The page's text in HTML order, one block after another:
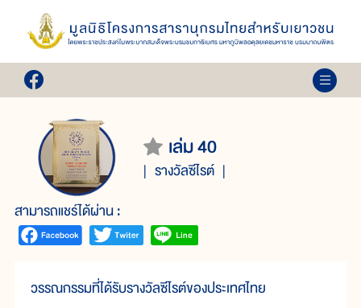
เล่ม 40
รางวัลซีไรต์
สามารถแชร์ได้ผ่าน :
วรรณกรรมที่ได้รับรางวัลซีไรต์ของประเทศไทย